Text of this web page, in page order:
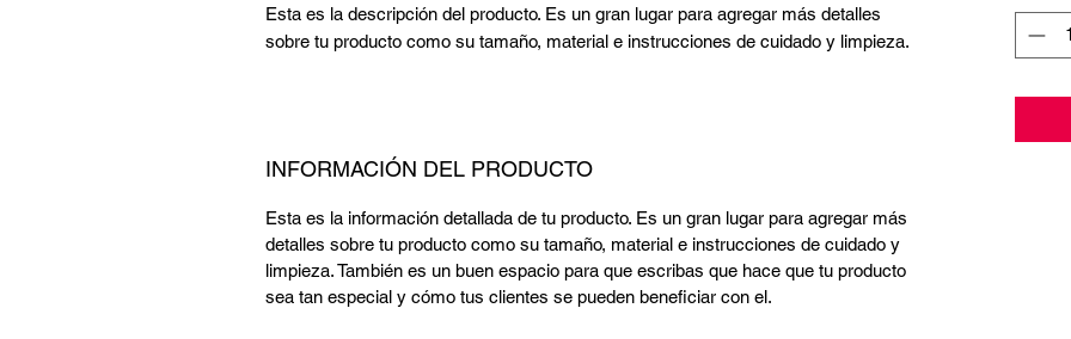
Esta es la descripción del producto. Es un gran lugar para agregar más detalles
sobre tu producto como su tamaño, material e instrucciones de cuidado y limpieza.
INFORMACIÓN DEL PRODUCTO
Esta es la información detallada de tu producto. Es un gran lugar para agregar más
detalles sobre tu producto como su tamaño, material e instrucciones de cuidado y
limpieza. También es un buen espacio para que escribas que hace que tu producto
sea tan especial y cómo tus clientes se pueden beneficiar con el.